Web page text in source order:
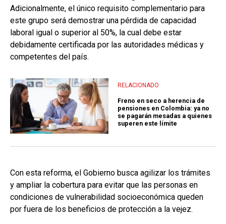
Adicionalmente, el único requisito complementario para
este grupo será demostrar una pérdida de capacidad
laboral igual o superior al 50%, la cual debe estar
debidamente certificada por las autoridades médicas y
competentes del país.
RELACIONADO
Freno en seco a herencia de
pensiones en Colombia: ya no
se pagarán mesadas a quienes
superen este límite
Con esta reforma, el Gobierno busca agilizar los trámites
y ampliar la cobertura para evitar que las personas en
condiciones de vulnerabilidad socioeconómica queden
por fuera de los beneficios de protección a la vejez.